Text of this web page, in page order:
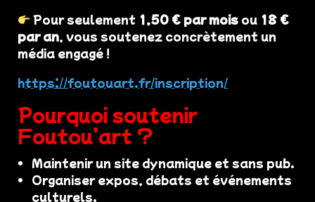
Pour seulement 1,50 € par mois ou 18 €
par an, vous soutenez concrètement un
média engagé !
https://foutouart.fr/inscription/
Pourquoi soutenir
Foutou’art ?
Maintenir un site dynamique et sans pub.
Organiser expos, débats et événements
culturels.